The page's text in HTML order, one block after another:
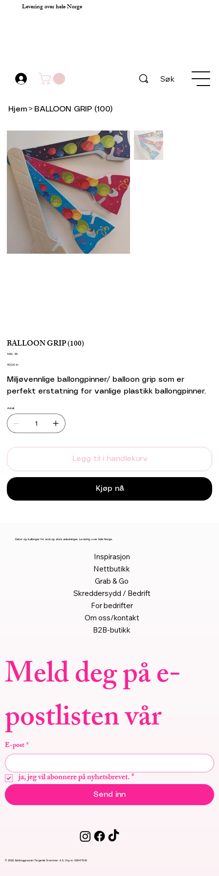
Levering over hele Norge
Søk
Hjem > BALLOON GRIP (100)
BALLOON GRIP (100)
SKU:
SKU
58
Pris
110,00 kr
Miljøvennlige ballongpinner/ balloon grip som er
perfekt erstatning for vanlige plastikk ballongpinner.
Antall
Legg til i handlekurv
Kjøp nå
Meld deg på e-
postlisten vår
E-post*
ja, jeg vil abonnere på nyhetsbrevet.*
Send inn
Dekor og ballonger for små og store anledninger. Levering over hele Norge.
© 2026, Ballonggrossist Fargerike Drømmer AS, Org nr: 929471040
Inspirasjon
Nettbutikk
Grab & Go
Skreddersydd / Bedrift
For bedrifter
Om oss/kontakt
B2B-butikk